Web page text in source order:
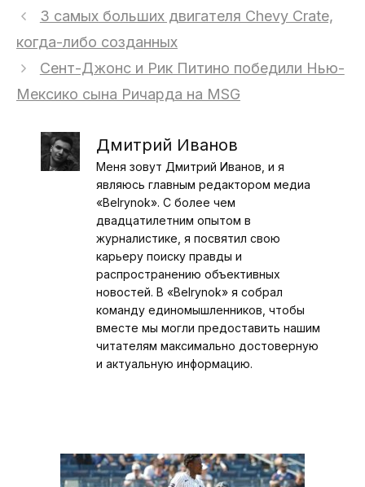
3 самых больших двигателя Chevy Crate,
когда-либо созданных
Сент-Джонс и Рик Питино победили Нью-
Мексико сына Ричарда на MSG
Дмитрий Иванов
Меня зовут Дмитрий Иванов, и я
являюсь главным редактором медиа
«Belrynok». С более чем
двадцатилетним опытом в
журналистике, я посвятил свою
карьеру поиску правды и
распространению объективных
новостей. В «Belrynok» я собрал
команду единомышленников, чтобы
вместе мы могли предоставить нашим
читателям максимально достоверную
и актуальную информацию.